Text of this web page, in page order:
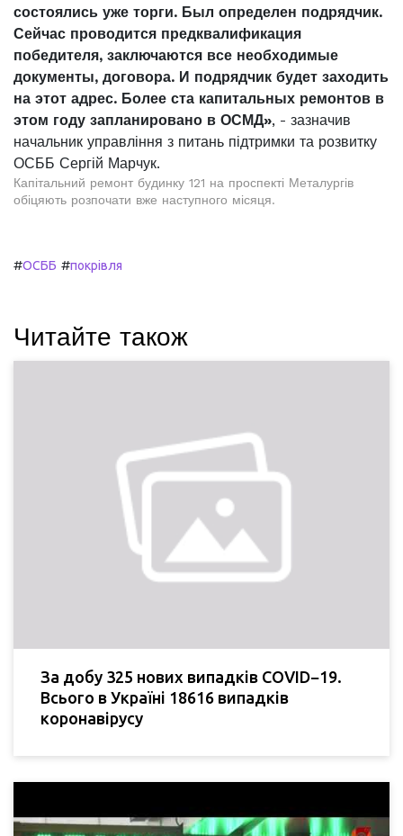
состоялись уже торги. Был определен подрядчик.
Сейчас проводится предквалификация
победителя, заключаются все необходимые
документы, договора. И подрядчик будет заходить
на этот адрес. Более ста капитальных ремонтов в
этом году запланировано в ОСМД», - зазначив
начальник управління з питань підтримки та розвитку
ОСББ Сергій Марчук.
Капітальний ремонт будинку 121 на проспекті Металургів
обіцяють розпочати вже наступного місяця.
#ОСББ #покрівля
Читайте також
За добу 325 нових випадків COVID−19.
Всього в Україні 18616 випадків
коронавірусу